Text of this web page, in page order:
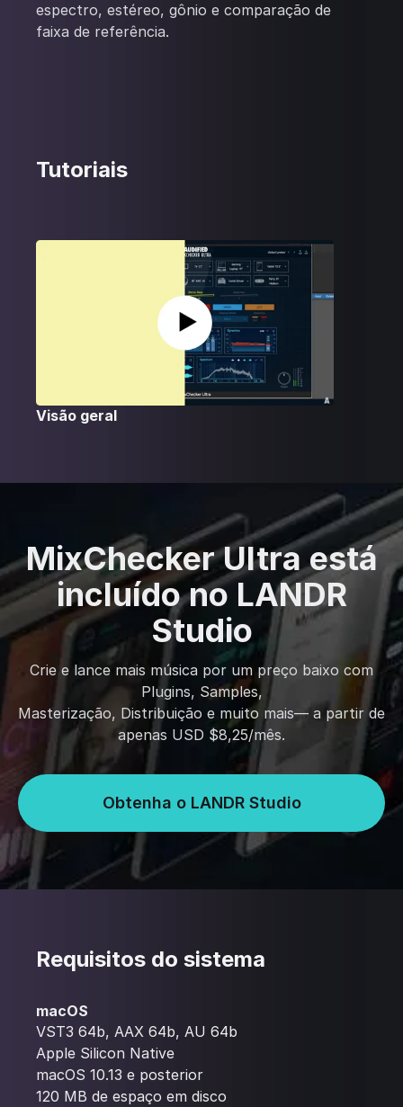
espectro, estéreo, gônio e comparação de
faixa de referência.
Tutoriais
Visão geral
MixChecker Ultra está
incluído no LANDR
Studio
Crie e lance mais música por um preço baixo com
Plugins, Samples,
Masterização, Distribuição e muito mais— a partir de
apenas USD $8,25/mês.
Obtenha o LANDR Studio
Requisitos do sistema
macOS
VST3 64b, AAX 64b, AU 64b
Apple Silicon Native
macOS 10.13 e posterior
120 MB de espaço em disco